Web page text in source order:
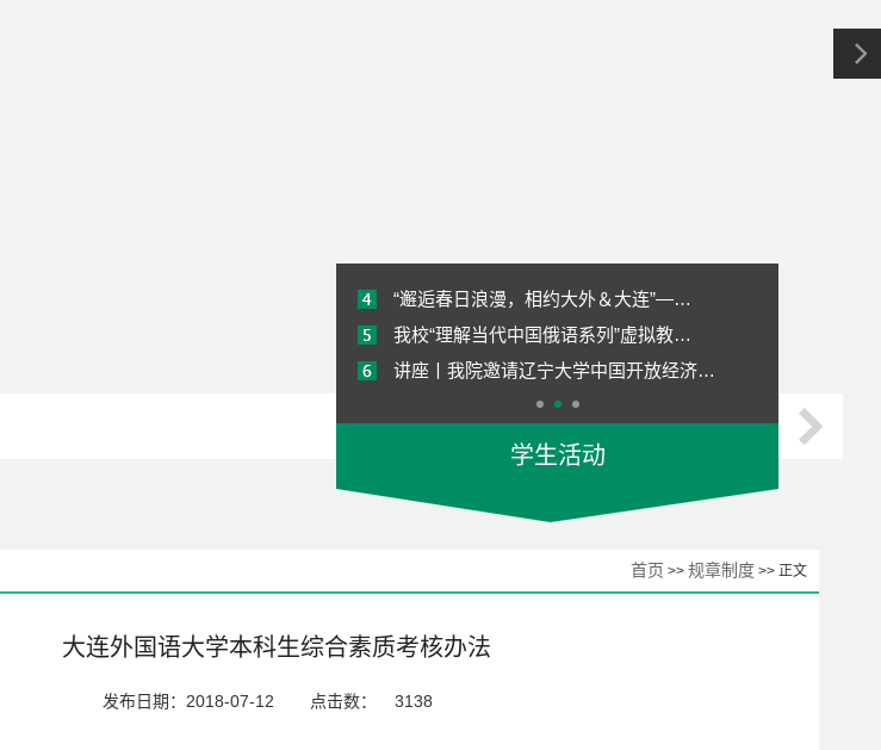
“邂逅春日浪漫，相约大外＆大连”—…
我校“理解当代中国俄语系列”虚拟教…
讲座丨我院邀请辽宁大学中国开放经济…
【师哥师姐说就业2023】考研经验分享
【俄语追梦人】68期 | 跟着第十五届…
喜报 | 我院学子荣获校模拟招聘会大…
访企拓岗促就业 调研合作共育人-我院…
我院赴西安外国语大学俄语学院进行专…
《俄罗斯经济》国际化课程顺利结课
学生活动
首页 >> 规章制度 >> 正文
大连外国语大学本科生综合素质考核办法
发布日期：2018-07-12 点击数： 3138